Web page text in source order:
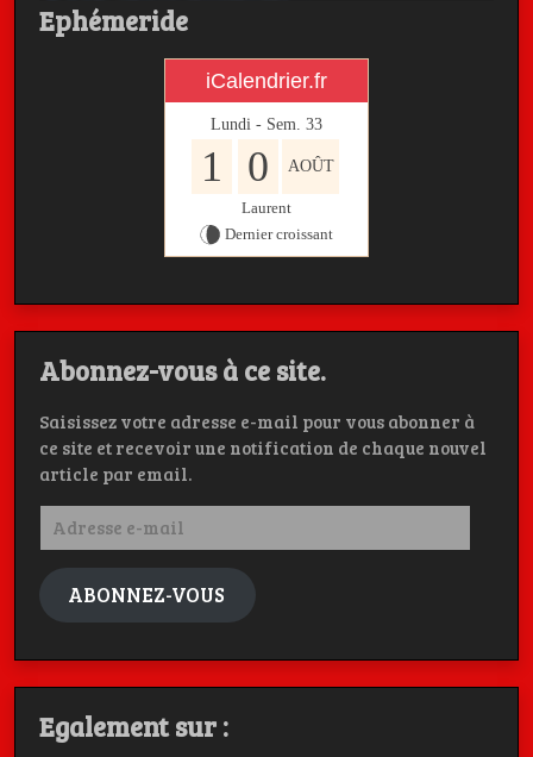
Ephémeride
iCalendrier.fr
Lundi - Sem. 33
1 0 AOÛT
Laurent
Dernier croissant
Abonnez-vous à ce site.
Saisissez votre adresse e-mail pour vous abonner à
ce site et recevoir une notification de chaque nouvel
article par email.
Adresse
mail
ABONNEZ-VOUS
Egalement sur :